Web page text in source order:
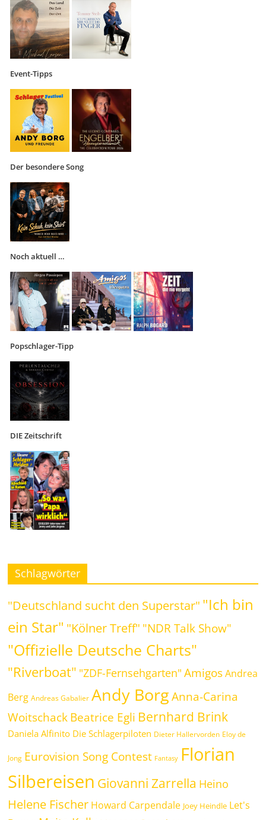
Event-Tipps
Der besondere Song
Noch aktuell …
Popschlager-Tipp
DIE Zeitschrift
Schlagwörter
"Deutschland sucht den Superstar" "Ich bin
ein Star" "Kölner Treff" "NDR Talk Show"
"Offizielle Deutsche Charts"
"Riverboat" "ZDF-Fernsehgarten" Amigos Andrea
Berg Andreas Gabalier Andy Borg Anna-Carina
WoitschackBeatrice Egli Bernhard Brink
Daniela Alfinito Die Schlagerpiloten Dieter Hallervorden Eloy de
Jong Eurovision Song Contest Fantasy Florian
Silbereisen Giovanni Zarrella Heino
Helene Fischer Howard Carpendale Joey Heindle Let's